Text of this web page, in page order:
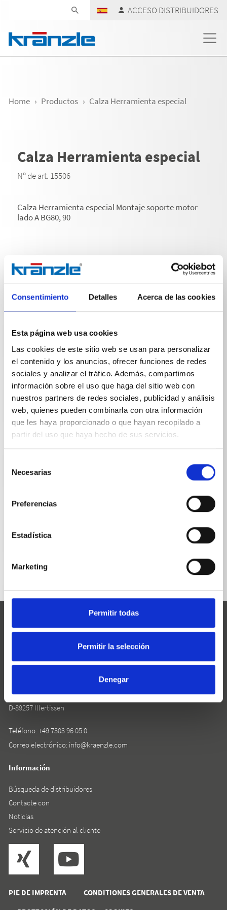
Consentimiento Detalles Acerca de las cookies
Esta página web usa cookies
Las cookies de este sitio web se usan para personalizar
el contenido y los anuncios, ofrecer funciones de redes
sociales y analizar el tráfico. Además, compartimos
información sobre el uso que haga del sitio web con
nuestros partners de redes sociales, publicidad y análisis
web, quienes pueden combinarla con otra información
que les haya proporcionado o que hayan recopilado a
partir del uso que haya hecho de sus servicios.
Necesarias
Preferencias
Estadística
Marketing
Permitir todas
Permitir la selección
Denegar
ACCESO DISTRIBUIDORES
Home Productos Calza Herramienta especial
Calza Herramienta especial
Nº de art. 15506
Calza Herramienta especial Montaje soporte motor
lado A BG80, 90
Especificaciones técnicas
ESPECIFICACIONES TÉCNICAS
Peso
Calza Herramienta especial
0,1595
PIE DE IMPRENTA
CONDITIONES GENERALES DE VENTA
Rudolf-Diesel-Straße 20
D-89257 Illertissen
Teléfono:+49 7303 96 05 0
Correo electrónico: info@kraenzle.com
Información
Búsqueda de distribuidores
Contacte con
Noticias
Servicio de atención al cliente